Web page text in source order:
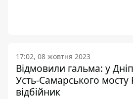
17:02, 08 жовтня 2023
Відмовили гальма: у
Усть-Самарського мосту
відбійник